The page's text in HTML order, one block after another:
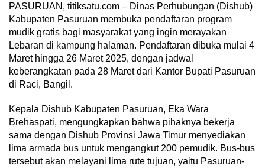
PASURUAN, titiksatu.com – Dinas Perhubungan (Dishub)
Kabupaten Pasuruan membuka pendaftaran program
mudik gratis bagi masyarakat yang ingin merayakan
Lebaran di kampung halaman. Pendaftaran dibuka mulai 4
Maret hingga 26 Maret 2025, dengan jadwal
keberangkatan pada 28 Maret dari Kantor Bupati Pasuruan
di Raci, Bangil.
Kepala Dishub Kabupaten Pasuruan, Eka Wara
Brehaspati, mengungkapkan bahwa pihaknya bekerja
sama dengan Dishub Provinsi Jawa Timur menyediakan
lima armada bus untuk mengangkut 200 pemudik. Bus-bus
tersebut akan melayani lima rute tujuan, yaitu Pasuruan-